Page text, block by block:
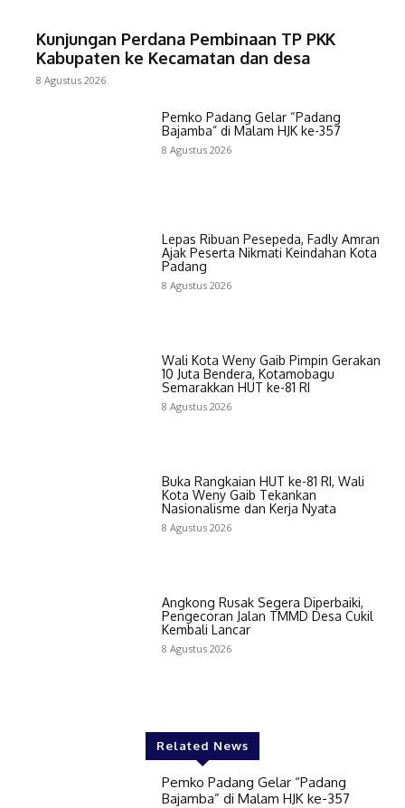
Kunjungan Perdana Pembinaan TP PKK
Kabupaten ke Kecamatan dan desa
8 Agustus 2026
Pemko Padang Gelar “Padang
Bajamba” di Malam HJK ke-357
8 Agustus 2026
Lepas Ribuan Pesepeda, Fadly Amran
Ajak Peserta Nikmati Keindahan Kota
Padang
8 Agustus 2026
Wali Kota Weny Gaib Pimpin Gerakan
10 Juta Bendera, Kotamobagu
Semarakkan HUT ke-81 RI
8 Agustus 2026
Buka Rangkaian HUT ke-81 RI, Wali
Kota Weny Gaib Tekankan
Nasionalisme dan Kerja Nyata
8 Agustus 2026
Angkong Rusak Segera Diperbaiki,
Pengecoran Jalan TMMD Desa Cukil
Kembali Lancar
8 Agustus 2026
Related News
Pemko Padang Gelar “Padang
Bajamba” di Malam HJK ke-357